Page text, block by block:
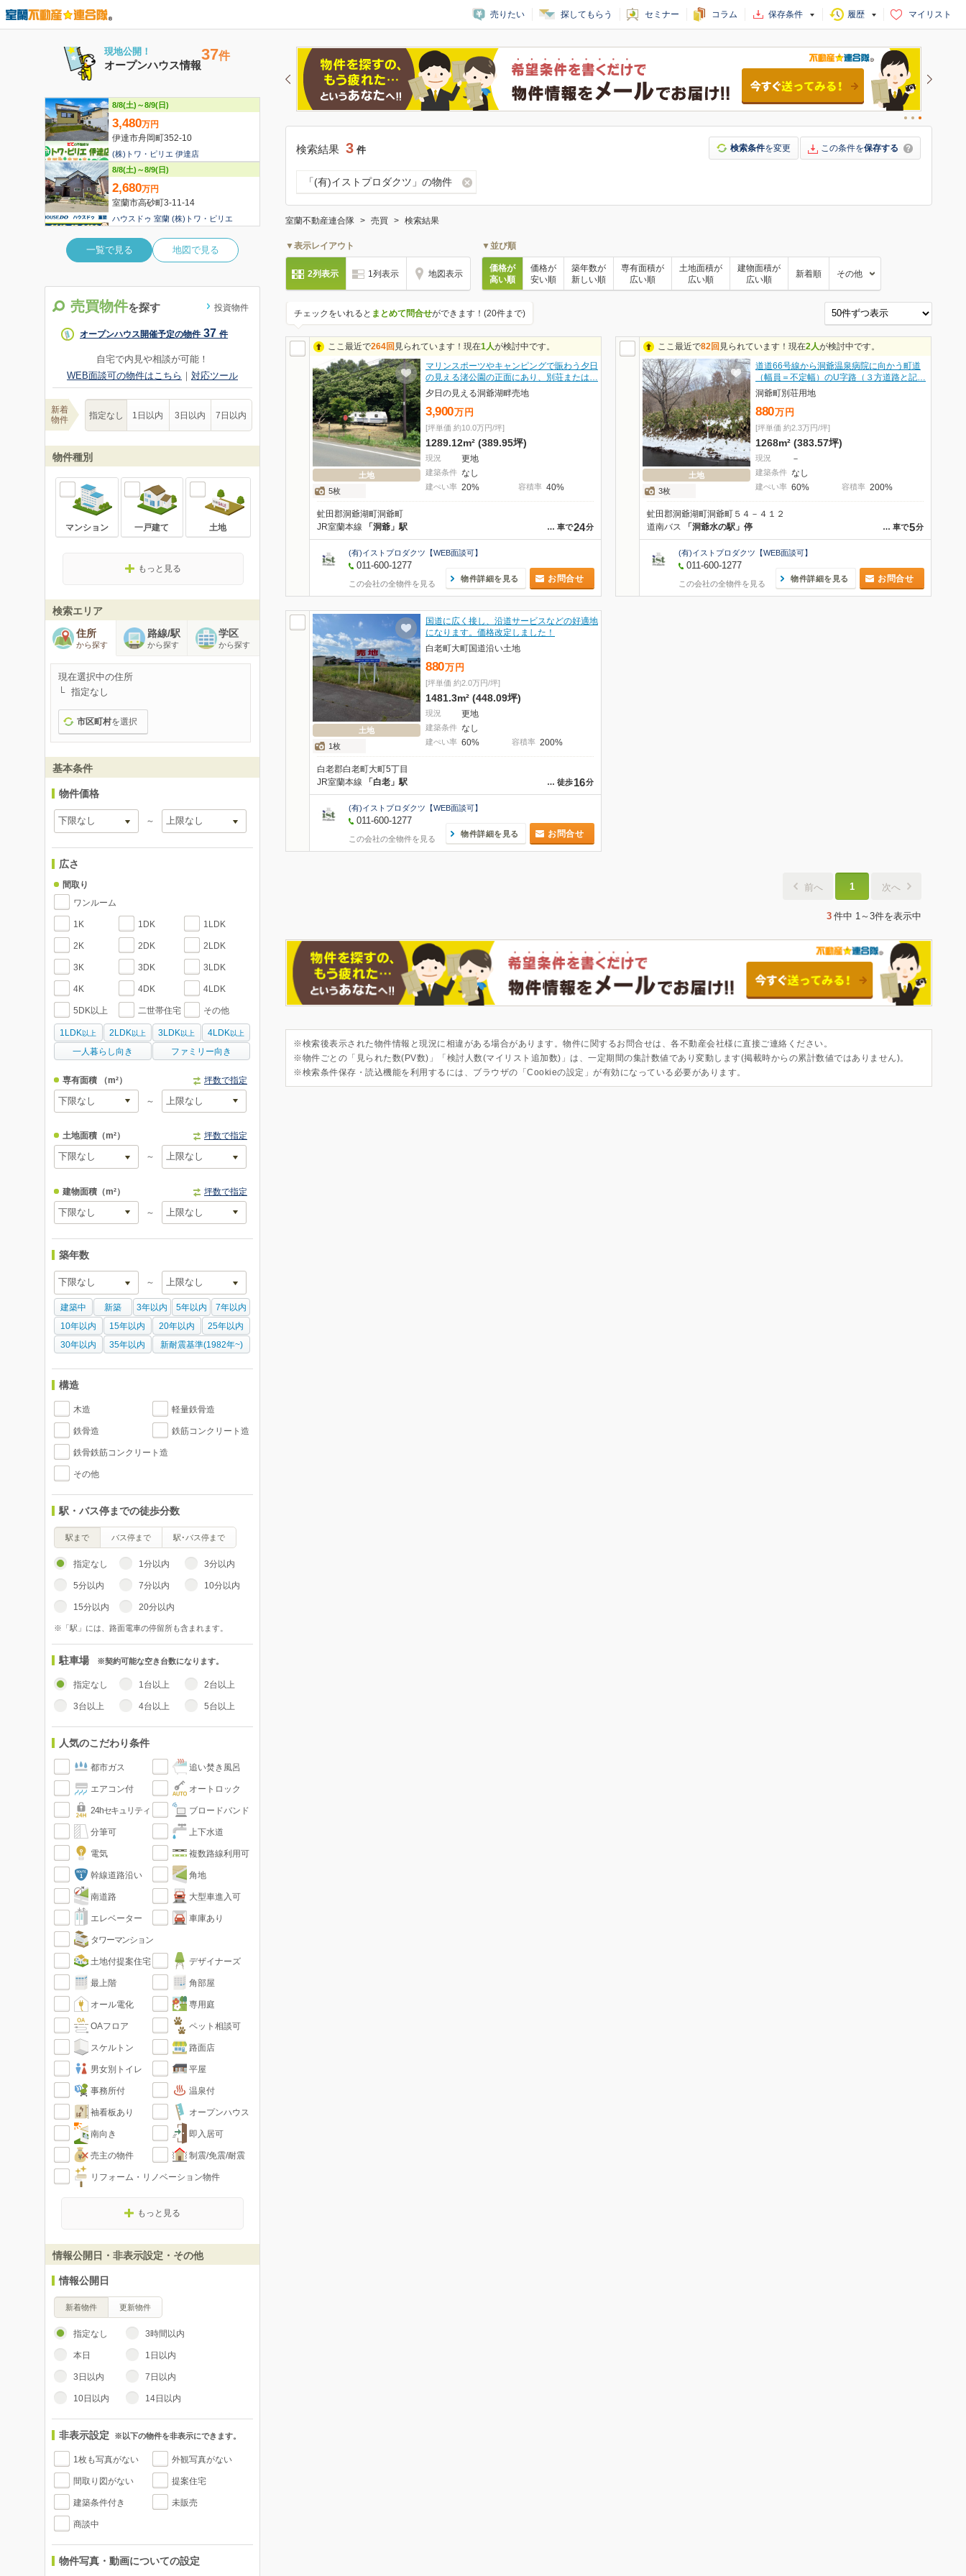
売りたい 探してもらう セミナー コラム 保存条件 履歴 マイリスト
売買物件を探す 投資物件
オープンハウス開催予定の物件 37 件
自宅で内見や相談が可能！
WEB面談可の物件はこちら ｜ 対応ツール
新着
物件
指定なし 1日以内 3日以内 7日以内
物件種別
マンション 一戸建て 土地
もっと見る
検索エリア
住所
から探す
路線/駅
から探す
学区
から探す
現在選択中の住所
指定なし
市区町村を選択
基本条件
物件価格
～
広さ
間取り
ワンルーム
1K 1DK 1LDK
2K 2DK 2LDK
3K 3DK 3LDK
4K 4DK 4LDK
5DK以上 二世帯住宅 その他
1LDK 以上 2LDK 以上 3LDK 以上 4LDK 以上
一人暮らし向き ファミリー向き
専有面積 （m²） 坪数で指定
～
土地面積（m²） 坪数で指定
～
建物面積（m²） 坪数で指定
～
築年数
～
建築中 新築 3年以内 5年以内
7年以内
10年以内
15年以内 20年以内
25年以内
30年以内
35年以内 新耐震基準(1982年~)
構造
木造 軽量鉄骨造
鉄骨造 鉄筋コンクリート造
鉄骨鉄筋コンクリート造
その他
駅・バス停までの徒歩分数
駅まで バス停まで 駅･バス停まで
指定なし 1分以内 3分以内
5分以内 7分以内 10分以内
15分以内 20分以内
※「駅」には、路面電車の停留所も含まれます。
駐車場 ※契約可能な空き台数になります。
指定なし 1台以上 2台以上
3台以上 4台以上 5台以上
人気のこだわり条件
都市ガス 追い焚き風呂
エアコン付 オートロック
24hセキュリティ ブロードバンド
分筆可 上下水道
電気 複数路線利用可
幹線道路沿い 角地
南道路 大型車進入可
エレベーター 車庫あり
タワーマンション
土地付提案住宅 デザイナーズ
最上階 角部屋
オール電化 専用庭
OAフロア ペット相談可
スケルトン 路面店
男女別トイレ 平屋
事務所付 温泉付
袖看板あり オープンハウス
南向き 即入居可
売主の物件 制震/免震/耐震
リフォーム・リノベーション物件
もっと見る
情報公開日・非表示設定・その他
情報公開日
新着物件 更新物件
指定なし 3時間以内
本日 1日以内
3日以内 7日以内
10日以内 14日以内
非表示設定 ※以下の物件を非表示にできます。
1枚も写真がない 外観写真がない
間取り図がない 提案住宅
建築条件付き 未販売
商談中
物件写真・動画についての設定
検索結果 3 件 検索条件を変更 この条件を保存する
「(有)イストプロダクツ」の物件
室蘭不動産連合隊 売買 検索結果
▼表示レイアウト
2列表示 1列表示 地図表示
▼並び順
価格が
高い順
価格が
安い順
築年数が
新しい順
専有面積が
広い順
土地面積が
広い順
建物面積が
広い順
新着順 その他
チェックをいれると まとめて問合せができます！(20件まで)
ここ最近で264回 見られています！現在1人が検討中です。
土地
5枚
マリンスポーツやキャンピングで賑わう夕日
の見える渚公園の正面にあり、別荘または…
夕日の見える洞爺湖畔売地
3,900万 円
[坪単価 約10.0万円/坪]
1289.12m² (389.95坪)
現況 更地
建築条件 なし
建ぺい率 20% 容積率 40%
虻田郡洞爺湖町洞爺町
… 車で24分
JR室蘭本線 「洞爺」駅
(有)イストプロダクツ【WEB面談可】
011-600-1277
この会社の全物件を見る
物件詳細を見る お問合せ
ここ最近で82回 見られています！現在2人が検討中です。
土地
3枚
道道66号線から洞爺温泉病院に向かう町道
（幅員＝不定幅）のU字路（３方道路と記…
洞爺町別荘用地
880万 円
[坪単価 約2.3万円/坪]
1268m² (383.57坪)
現況 －
建築条件 なし
建ぺい率 60% 容積率 200%
虻田郡洞爺湖町洞爺町５４－４１２
… 車で5分
道南バス 「洞爺水の駅」停
(有)イストプロダクツ【WEB面談可】
011-600-1277
この会社の全物件を見る
物件詳細を見る お問合せ
土地
1枚
国道に広く接し、沿道サービスなどの好適地
になります。価格改定しました！
白老町大町国道沿い土地
880万 円
[坪単価 約2.0万円/坪]
1481.3m² (448.09坪)
現況 更地
建築条件 なし
建ぺい率 60% 容積率 200%
白老郡白老町大町5丁目
… 徒歩16分
JR室蘭本線 「白老」駅
(有)イストプロダクツ【WEB面談可】
011-600-1277
この会社の全物件を見る
物件詳細を見る お問合せ
前へ 1 次へ
3 件中 1～3件を表示中
※検索後表示された物件情報と現況に相違がある場合があります。物件に関するお問合せは、各不動産会社様に直接ご連絡ください。
※物件ごとの「見られた数(PV数)」「検討人数(マイリスト追加数)」は、一定期間の集計数値であり変動します(掲載時からの累計数値ではありません)。
※検索条件保存・読込機能を利用するには、ブラウザの「Cookieの設定」が有効になっている必要があります。